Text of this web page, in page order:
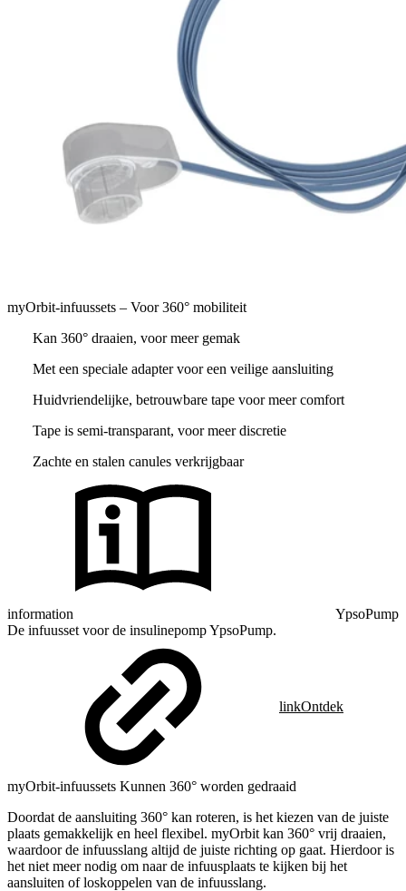
myOrbit-infuussets – Voor 360° mobiliteit
Kan 360° draaien, voor meer gemak
Met een speciale adapter voor een veilige aansluiting
Huidvriendelijke, betrouwbare tape voor meer comfort
Tape is semi-transparant, voor meer discretie
Zachte en stalen canules verkrijgbaar
information
YpsoPump
De infuusset voor de insulinepomp YpsoPump.
linkOntdek
myOrbit-infuussets Kunnen 360° worden gedraaid
Doordat de aansluiting 360° kan roteren, is het kiezen van de juiste
plaats gemakkelijk en heel flexibel. myOrbit kan 360° vrij draaien,
waardoor de infuusslang altijd de juiste richting op gaat. Hierdoor is
het niet meer nodig om naar de infuusplaats te kijken bij het
aansluiten of loskoppelen van de infuusslang.